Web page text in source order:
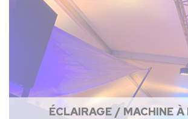
ÉCLAIRAGE / MACHINE À